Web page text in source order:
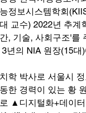
정보시스템학회
교수) 2022년 추계
, 기술, 사회구조'를
3년의 NIA 원장(15대
학 박사로 서울시
한 경력이 있는 황
▲디지털화+데이